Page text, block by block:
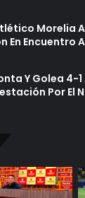
Morelia
En Encuentro
Y Golea 4-1
Por El